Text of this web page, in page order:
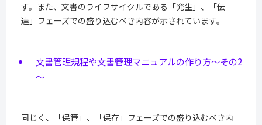
す。また、文書のライフサイクルである「発生」、「伝
達」フェーズでの盛り込むべき内容が示されています。
文書管理規程や文書管理マニュアルの作り方～その2
～
同じく、「保管」、「保存」フェーズでの盛り込むべき内